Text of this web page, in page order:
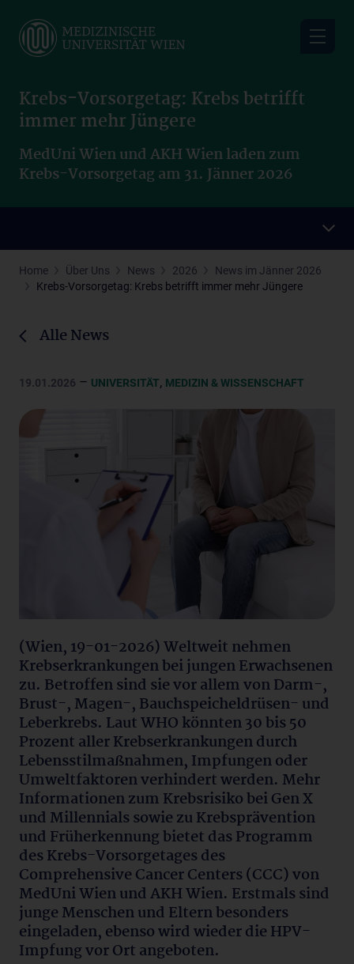
main
Krebs-Vorsorgetag: Krebs betrifft
immer mehr Jüngere
MedUni Wien und AKH Wien laden zum
Krebs-Vorsorgetag am 31. Jänner 2026
Home Über Uns News 2026
News im Jänner 2026
Krebs-Vorsorgetag: Krebs betrifft immer mehr Jüngere
Alle News
19.01.2026 – UNIVERSITÄT, MEDIZIN & WISSENSCHAFT
(Wien, 19-01-2026) Weltweit nehmen
Krebserkrankungen bei jungen Erwachsenen
zu. Betroffen sind sie vor allem von Darm-,
Brust-, Magen-, Bauchspeicheldrüsen- und
Leberkrebs. Laut WHO könnten 30 bis 50
Prozent aller Krebserkrankungen durch
Lebensstilmaßnahmen, Impfungen oder
Umweltfaktoren verhindert werden. Mehr
Informationen zum Krebsrisiko bei Gen X
und Millennials sowie zu Krebsprävention
und Früherkennung bietet das Programm
des Krebs-Vorsorgetages des
Comprehensive Cancer Centers (CCC) von
MedUni Wien und AKH Wien. Erstmals sind
junge Menschen und Eltern besonders
eingeladen, ebenso wird wieder die HPV-
Impfung vor Ort angeboten.